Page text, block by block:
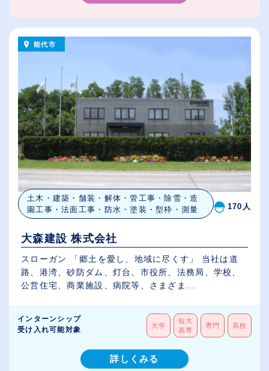
能代市
土木・建築・舗装・解体・管工事・除雪・造
園工事・法面工事・防水・塗装・型枠・測量
170人
大森建設 株式会社
スローガン 「郷土を愛し、地域に尽くす」 当社は道
路、港湾、砂防ダム、灯台、市役所、法務局、学校、
公営住宅、商業施設、病院等、さまざま...
インターンシップ
受け入れ可能対象
大学
短大
高専
専門 高校
詳しくみる